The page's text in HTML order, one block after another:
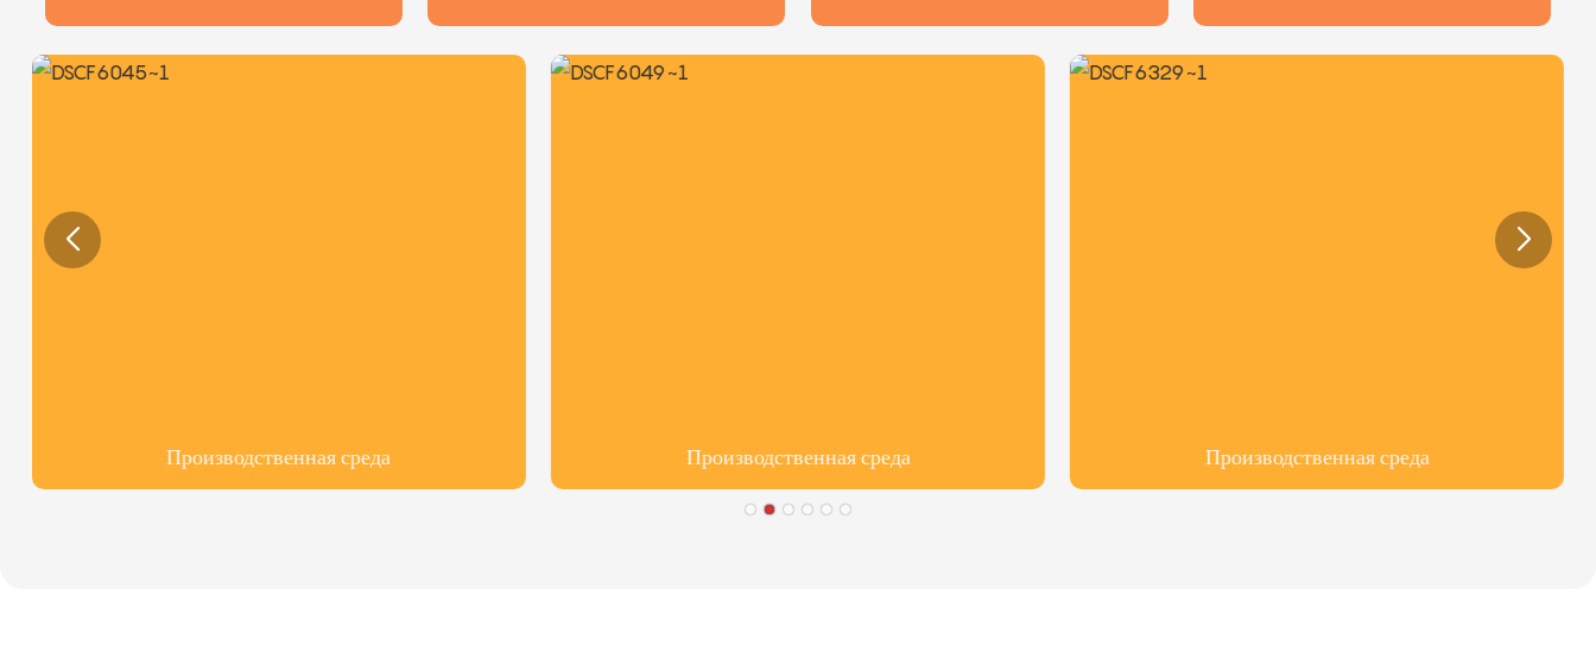
Производственная среда Производственная среда Производственная среда